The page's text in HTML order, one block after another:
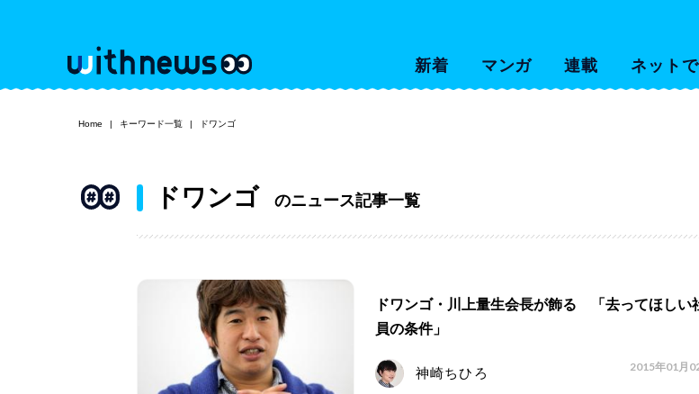
新着 マンガ 連載 ネット
Home キーワード一覧 ドワンゴ
ドワンゴ のニュース記事一覧
ドワンゴ・川上量生会長が飾る 「去ってほしい
員の条件」
神崎ちひろ 2015年01月